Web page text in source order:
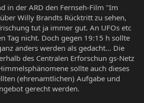
in der ARD den Fernseh-Film "Im
Willy Brandts Rücktritt zu sehen,
tut ja immer gut. An UFOs etc
Tag nicht. Doch gegen 19:15 h sollte
anders werden als gedacht... Die
des Centralen Erforschun gs-Netz
sollte auch dieses
(ehrenamtlichen) Aufgabe und
gerecht werden.